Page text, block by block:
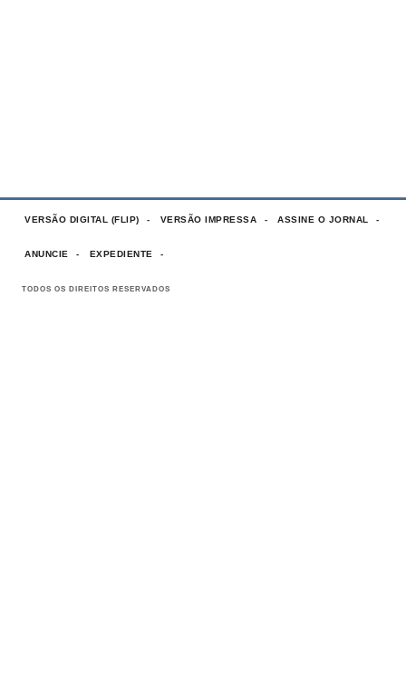
VERSÃO DIGITAL (FLIP) VERSÃO IMPRESSA ASSINE O JORNAL
ANUNCIE EXPEDIENTE
TODOS OS DIREITOS RESERVADOS